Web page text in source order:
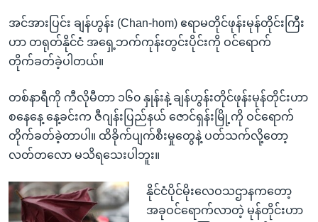
နေရာ
ဘာသာစကားများ
အင်အားပြင်း ချန်ဟွန်း (Chan-hom) ဧရာမတိုင်ဖုန်းမုန်တိုင်းကြီး
ဟာ တရုတ်နိုင်ငံ အရှေ့ဘက်ကုန်းတွင်းပိုင်းကို ဝင်ရောက်
တိုက်ခတ်ခဲ့ပါတယ်။
တစ်နာရီကို ကီလိုမီတာ ၁၆၀ နှုန်းနဲ့ ချန်ဟွန်းတိုင်ဖုန်းမုန်တိုင်းဟာ
စနေနေ့ နေ့ခင်းက ဇီဂျန်းပြည်နယ် ဇောင်ရှန်းမြို့ကို ဝင်ရောက်
တိုက်ခတ်ခဲ့တာပါ။ ထိခိုက်ပျက်စီးမှုတွေနဲ့ ပတ်သက်လို့တော့
လတ်တလော မသိရသေးပါဘူး။
နိုင်ငံပိုင်မိုးလေဝသဌာနကတော့
အခုဝင်ရောက်လာတဲ့ မုန်တိုင်းဟာ